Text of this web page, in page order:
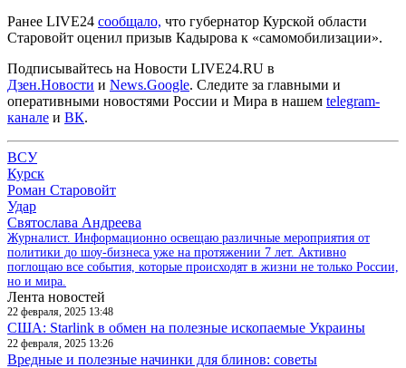
Ранее LIVE24 сообщало, что губернатор Курской области
Старовойт оценил призыв Кадырова к «самомобилизации».
Подписывайтесь на Новости LIVE24.RU в
Дзен.Новости и News.Google. Следите за главными и
оперативными новостями России и Мира в нашем telegram-
канале и ВК.
ВСУ
Курск
Роман Старовойт
Удар
Святослава Андреева
Журналист. Информационно освещаю различные мероприятия от
политики до шоу-бизнеса уже на протяжении 7 лет. Активно
поглощаю все события, которые происходят в жизни не только России,
но и мира.
Лента новостей
22 февраля, 2025 13:48
США: Starlink в обмен на полезные ископаемые Украины
22 февраля, 2025 13:26
Вредные и полезные начинки для блинов: советы